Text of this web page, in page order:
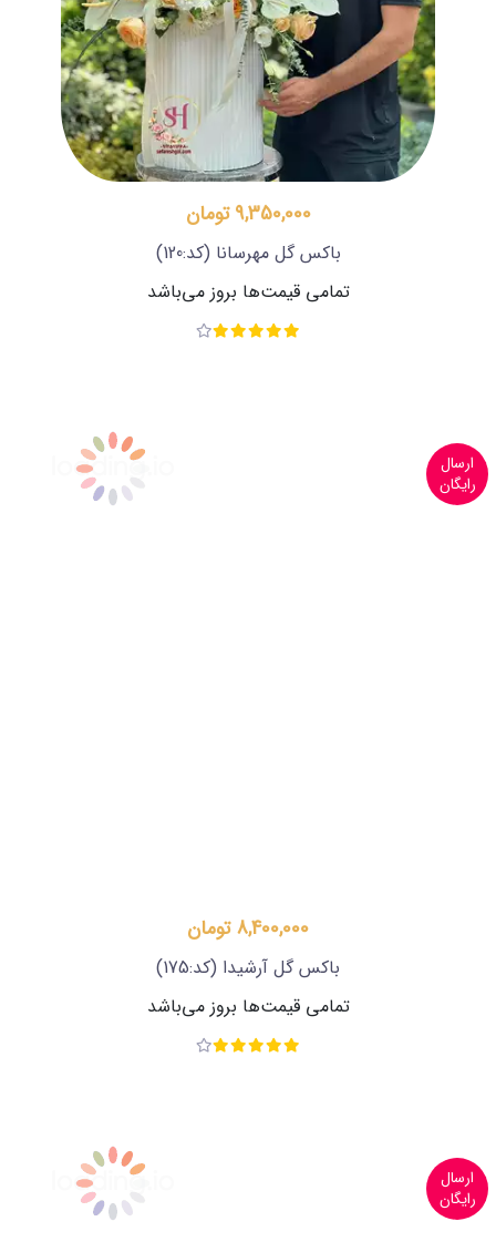
9,350,000 تومان
باکس گل مهرسانا (کد:120)
تمامی قیمت‌ها بروز می‌باشد
ارسال
رایگان
8,400,000 تومان
باکس گل آرشیدا (کد:175)
تمامی قیمت‌ها بروز می‌باشد
ارسال
رایگان